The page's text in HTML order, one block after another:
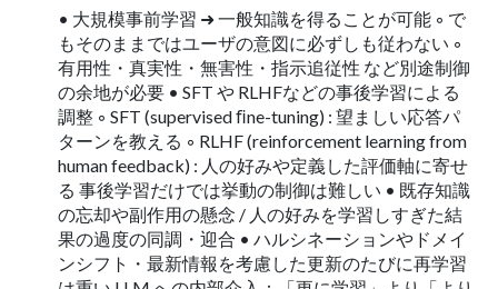
• ⼤規模事前学習 ➜ ⼀般知識を得ることが可能 ◦ で
もそのままではユーザの意図に必ずしも従わない ◦
有⽤性・真実性・無害性・指⽰追従性 など別途制御
の余地が必要 • SFT や RLHFなどの事後学習による
調整 ◦ SFT (supervised ﬁne-tuning) : 望ましい応答パ
ターンを教える ◦ RLHF (reinforcement learning from
human feedback) : ⼈の好みや定義した評価軸に寄せ
る 事後学習だけでは挙動の制御は難しい • 既存知識
の忘却や副作⽤の懸念 / ⼈の好みを学習しすぎた結
果の過度の同調・迎合 • ハルシネーションやドメイ
ンシフト・最新情報を考慮した更新のたびに再学習